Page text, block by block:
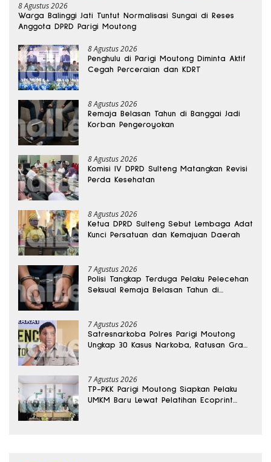
8 Agustus 2026
Warga Balinggi Jati Tuntut Normalisasi Sungai di Reses
Anggota DPRD Parigi Moutong
8 Agustus 2026
Penghulu di Parigi Moutong Diminta Aktif
Cegah Perceraian dan KDRT
8 Agustus 2026
Remaja Belasan Tahun di Banggai Jadi
Korban Pengeroyokan
8 Agustus 2026
Komisi IV DPRD Sulteng Matangkan Revisi
Perda Kesehatan
8 Agustus 2026
Ketua DPRD Sulteng Sebut Lembaga Adat
Kunci Persatuan dan Kemajuan Daerah
7 Agustus 2026
Polisi Tangkap Terduga Pelaku Pelecehan
Seksual Remaja Belasan Tahun di
7 Agustus 2026
Satresnarkoba Polres Parigi Moutong
Ungkap 30 Kasus Narkoba, Ratusan Gram
7 Agustus 2026
TP-PKK Parigi Moutong Siapkan Pelaku
UMKM Baru Lewat Pelatihan Ecoprint